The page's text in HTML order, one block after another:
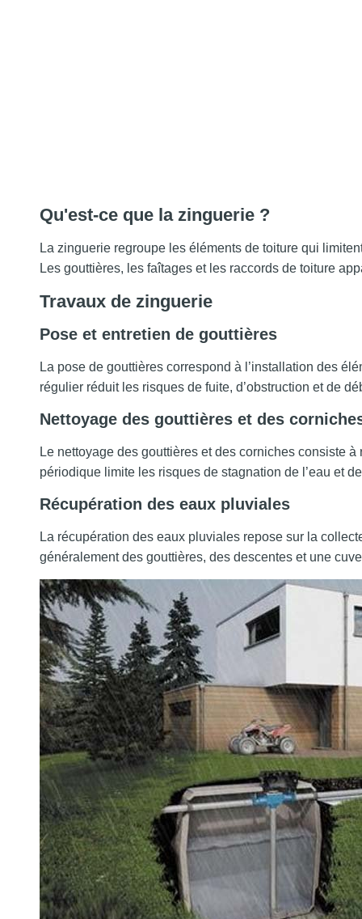
Qu'est-ce que la zinguerie ?
La zinguerie regroupe les éléments de toiture qui
Les gouttières, les faîtages et les raccords de toiture
Travaux de zinguerie
Pose et entretien de gouttières
La pose de gouttières correspond à l’installation des
régulier réduit les risques de fuite, d’obstruction et de
Nettoyage des gouttières et des
Le nettoyage des gouttières et des corniches consiste
périodique limite les risques de stagnation de l’eau et
Récupération des eaux pluviales
La récupération des eaux pluviales repose sur la
généralement des gouttières, des descentes et une